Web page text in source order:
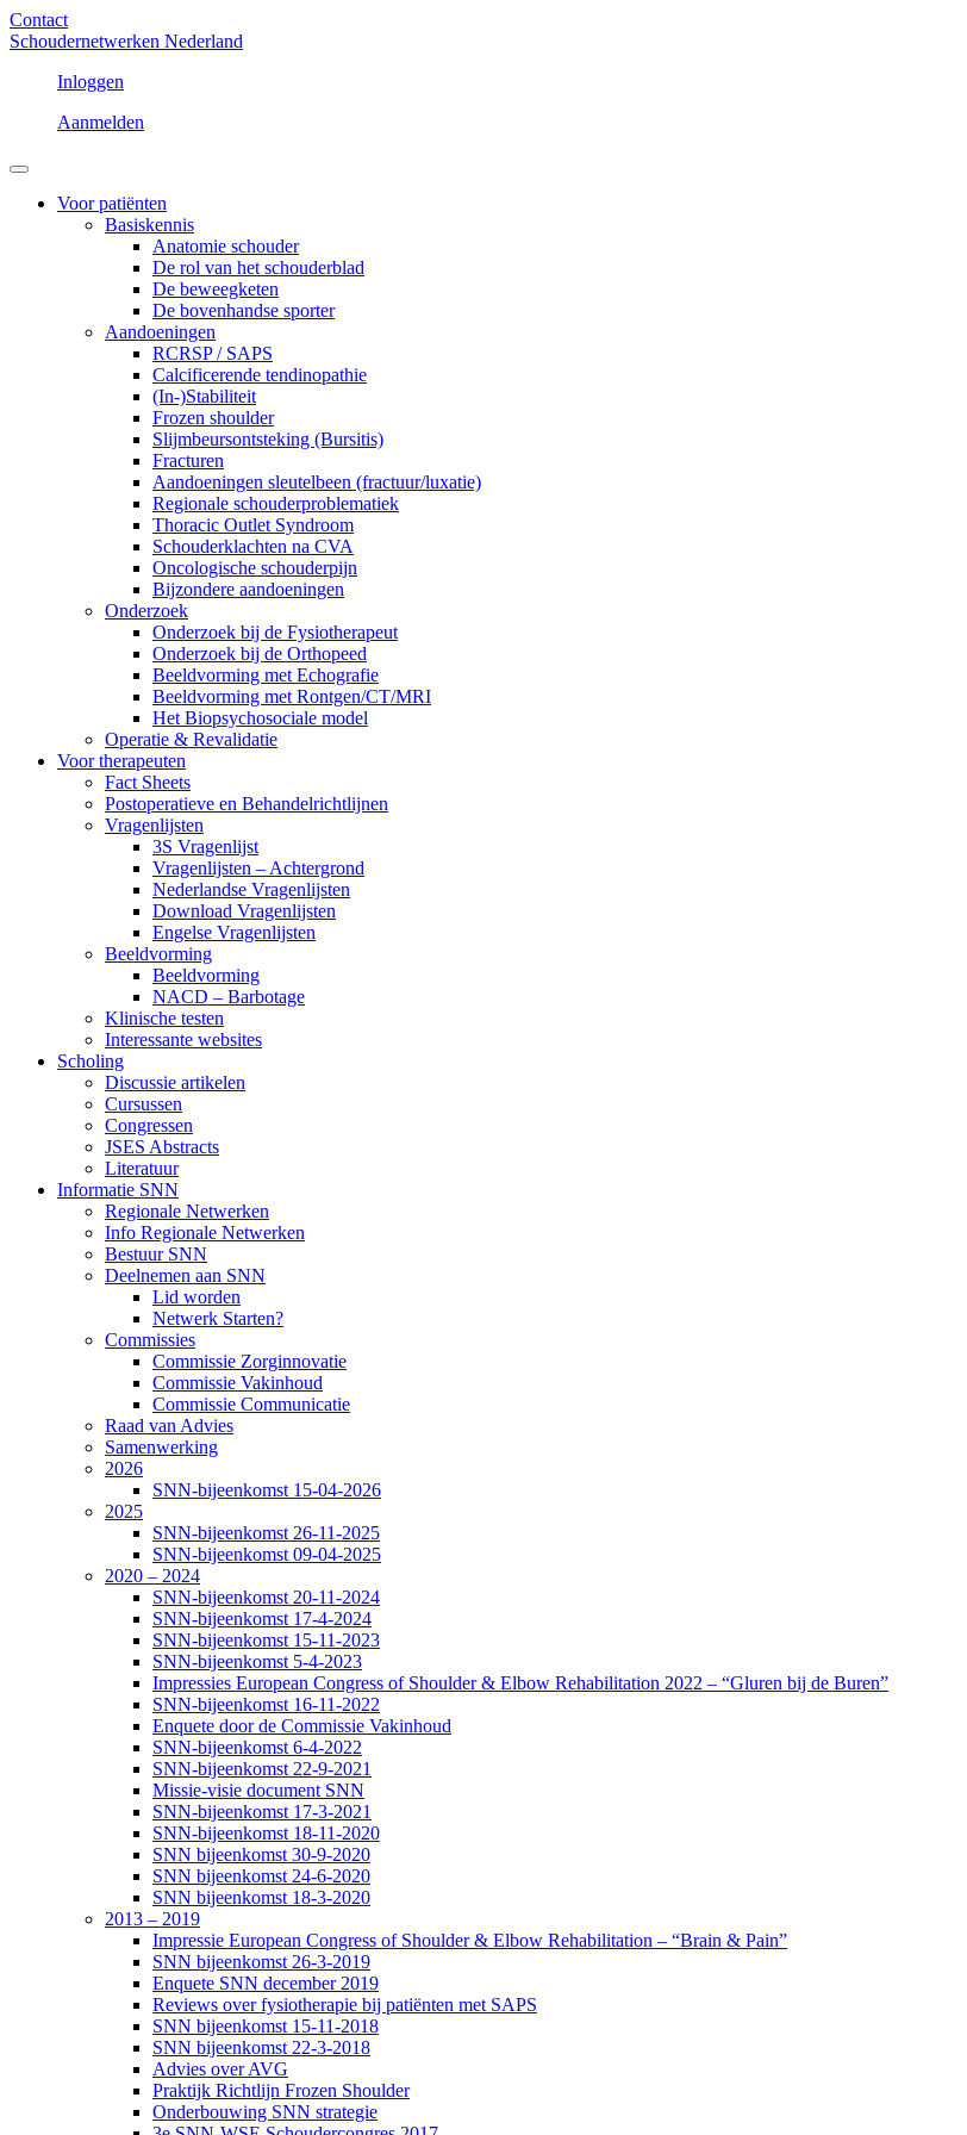
Contact
Schoudernetwerken Nederland
Inloggen
Aanmelden
Voor patiënten
Basiskennis
Anatomie schouder
De rol van het schouderblad
De beweegketen
De bovenhandse sporter
Aandoeningen
RCRSP / SAPS
Calcificerende tendinopathie
(In-)Stabiliteit
Frozen shoulder
Slijmbeursontsteking (Bursitis)
Fracturen
Aandoeningen sleutelbeen (fractuur/luxatie)
Regionale schouderproblematiek
Thoracic Outlet Syndroom
Schouderklachten na CVA
Oncologische schouderpijn
Bijzondere aandoeningen
Onderzoek
Onderzoek bij de Fysiotherapeut
Onderzoek bij de Orthopeed
Beeldvorming met Echografie
Beeldvorming met Rontgen/CT/MRI
Het Biopsychosociale model
Operatie & Revalidatie
Voor therapeuten
Fact Sheets
Postoperatieve en Behandelrichtlijnen
Vragenlijsten
3S Vragenlijst
Vragenlijsten – Achtergrond
Nederlandse Vragenlijsten
Download Vragenlijsten
Engelse Vragenlijsten
Beeldvorming
Beeldvorming
NACD – Barbotage
Klinische testen
Interessante websites
Scholing
Discussie artikelen
Cursussen
Congressen
JSES Abstracts
Literatuur
Informatie SNN
Regionale Netwerken
Info Regionale Netwerken
Bestuur SNN
Deelnemen aan SNN
Lid worden
Netwerk Starten?
Commissies
Commissie Zorginnovatie
Commissie Vakinhoud
Commissie Communicatie
Raad van Advies
Samenwerking
2026
SNN-bijeenkomst 15-04-2026
2025
SNN-bijeenkomst 26-11-2025
SNN-bijeenkomst 09-04-2025
2020 – 2024
SNN-bijeenkomst 20-11-2024
SNN-bijeenkomst 17-4-2024
SNN-bijeenkomst 15-11-2023
SNN-bijeenkomst 5-4-2023
Impressies European Congress of Shoulder & Elbow Rehabilitation 2022 – “Gluren bij de Buren”
SNN-bijeenkomst 16-11-2022
Enquete door de Commissie Vakinhoud
SNN-bijeenkomst 6-4-2022
SNN-bijeenkomst 22-9-2021
Missie-visie document SNN
SNN-bijeenkomst 17-3-2021
SNN-bijeenkomst 18-11-2020
SNN bijeenkomst 30-9-2020
SNN bijeenkomst 24-6-2020
SNN bijeenkomst 18-3-2020
2013 – 2019
Impressie European Congress of Shoulder & Elbow Rehabilitation – “Brain & Pain”
SNN bijeenkomst 26-3-2019
Enquete SNN december 2019
Reviews over fysiotherapie bij patiënten met SAPS
SNN bijeenkomst 15-11-2018
SNN bijeenkomst 22-3-2018
Advies over AVG
Praktijk Richtlijn Frozen Shoulder
Onderbouwing SNN strategie